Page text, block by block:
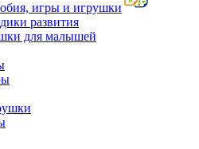
игры и игрушки
развития
для малышей